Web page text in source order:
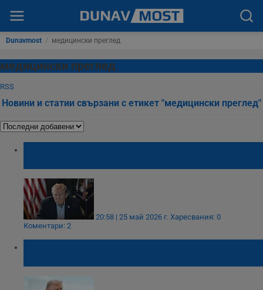
Dunavmost / медицински преглед
медицински преглед
RSS
Новини и статии свързани с етикет "медицински преглед"
20:58 | 25 май 2026 г. Харесвания: 0
Коментари: 2